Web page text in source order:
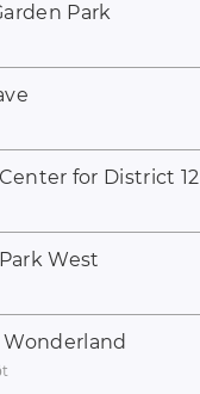
Park
for District 12
West
Wonderland